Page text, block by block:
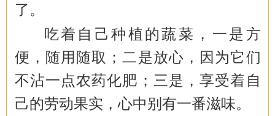
了。
吃着自己种植的蔬菜，一是方
便，随用随取；二是放心，因为它们
不沾一点农药化肥；三是，享受着自
己的劳动果实，心中别有一番滋味。